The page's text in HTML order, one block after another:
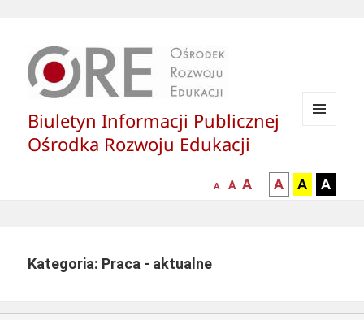
Biuletyn Informacji Publicznej
Ośrodka Rozwoju Edukacji
mniejsza
A
normalna
A
większa-
czcionka
A
kontrast
czarny
A
kontrast
czarny
A
żółty
A
Kategoria: Praca - aktualne